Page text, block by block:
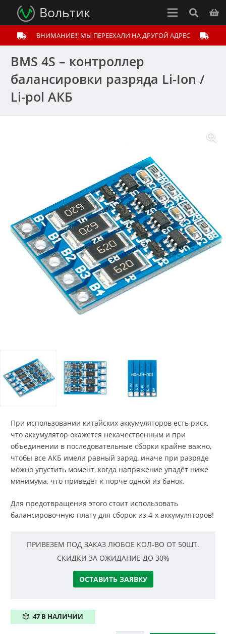
Вольтик
ВНИМАНИЕ!!! МЫ ПЕРЕЕХАЛИ НА ДРУГОЙ АДРЕС
BMS 4S – контроллер
балансировки разряда Li-Ion /
Li-pol АКБ
При использовании китайских аккумуляторов есть риск,
что аккумулятор окажется некачественным и при
объединении в последовательные сборки крайне важно,
чтобы все АКБ имели равный заряд, иначе при разряде
можно упустить момент, когда напряжение упадёт ниже
минимума, что приведёт к порче одной из банок.
Для предотвращения этого стоит использовать
балансировочную плату для сборок из 4-х аккумуляторов!
ПРИВЕЗЕМ ПОД ЗАКАЗ ЛЮБОЕ КОЛ-ВО ОТ 50ШТ.
СКИДКИ ЗА ОЖИДАНИЕ ДО 30%
ОСТАВИТЬ ЗАЯВКУ
47 В НАЛИЧИИ